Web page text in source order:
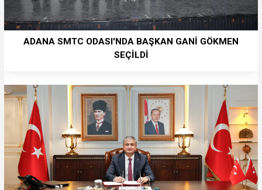
ADANA SMTC ODASI'NDA BAŞKAN GANİ GÖKMEN
SEÇİLDİ